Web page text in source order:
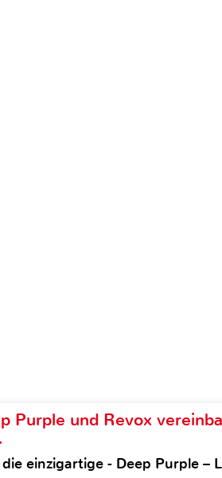
Purple und Revox
einzigartige - Deep Purple –